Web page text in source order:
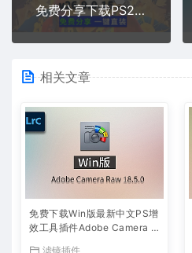
免费分享下载PS2025正式中文汉化永久使用版Adobe Photoshop 2025 v26.9.0.15 for Mac一键安装包
相关文章
免费下载Win版最新中文PS增
效工具插件Adobe Camera R
滤镜插件